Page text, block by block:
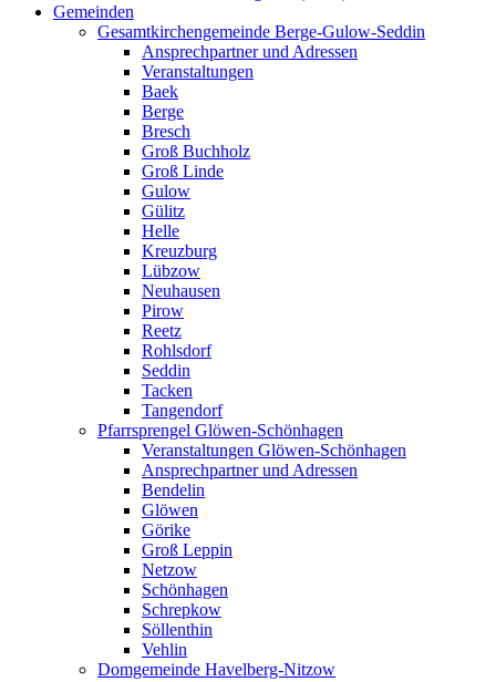
Gemeinden
Gesamtkirchengemeinde Berge-Gulow-Seddin
Ansprechpartner und Adressen
Veranstaltungen
Baek
Berge
Bresch
Groß Buchholz
Groß Linde
Gulow
Gülitz
Helle
Kreuzburg
Lübzow
Neuhausen
Pirow
Reetz
Rohlsdorf
Seddin
Tacken
Tangendorf
Pfarrsprengel Glöwen-Schönhagen
Veranstaltungen Glöwen-Schönhagen
Ansprechpartner und Adressen
Bendelin
Glöwen
Görike
Groß Leppin
Netzow
Schönhagen
Schrepkow
Söllenthin
Vehlin
Domgemeinde Havelberg-Nitzow